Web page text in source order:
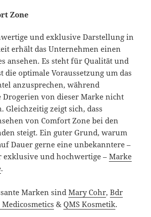
Zone
und exklusive Darstellung in
erhält das Unternehmen einen
ansehen. Es steht für Qualität und
die optimale Voraussetzung um das
anzusprechen, während
Drogerien von dieser Marke nicht
Gleichzeitig zeigt sich, dass
von Comfort Zone bei den
steigt. Ein guter Grund, warum
Dauer gerne eine unbekanntere –
exklusive und hochwertige –Marke
.
Marken sindMary Cohr,Bdr
Medicosmetics &QMS Kosmetik.